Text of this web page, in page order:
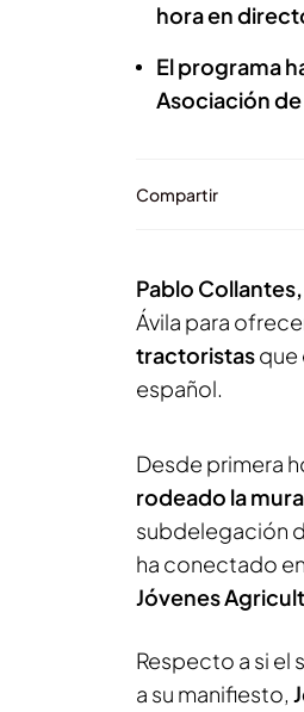
hora en
El programa
Asociación
Compartir
Pablo Collantes,
Ávila para
tractoristasque
español.
Desde primera
rodeado la
subdelegación
ha conectado
Jóvenes
Respecto a si el
a su manifiesto,